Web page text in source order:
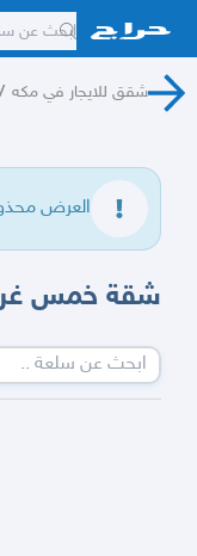
شقق للايجار في مكه /
العرض
شقة خمس غرف